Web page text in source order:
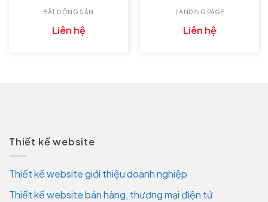
BẤT ĐỘNG SẢN
Liên hệ
LANDING PAGE
Liên hệ
Thiết kế website
Thiết kế website giới thiệu doanh nghiệp
Thiết kế website bán hàng, thương mại điện tử